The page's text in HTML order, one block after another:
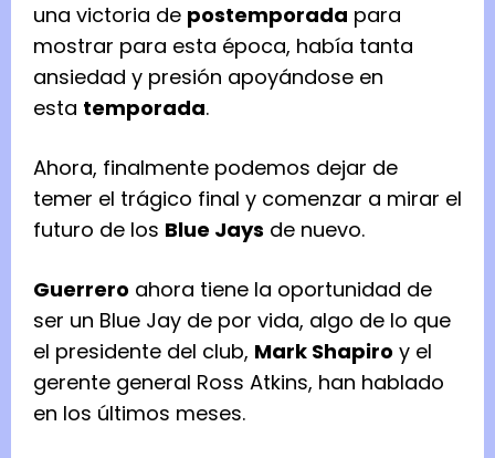
una victoria de postemporada para
mostrar para esta época, había tanta
ansiedad y presión apoyándose en
esta temporada.
Ahora, finalmente podemos dejar de
temer el trágico final y comenzar a mirar el
futuro de los Blue Jays de nuevo.
Guerrero ahora tiene la oportunidad de
ser un Blue Jay de por vida, algo de lo que
el presidente del club, Mark Shapiro y el
gerente general Ross Atkins, han hablado
en los últimos meses.